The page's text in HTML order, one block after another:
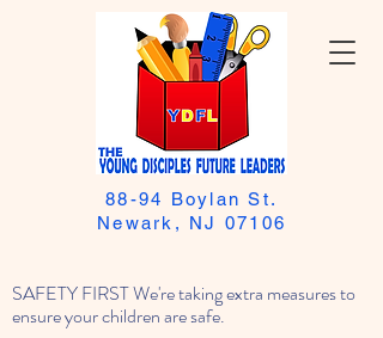
SAFETY FIRST We're taking extra measures to
ensure your children are safe.
88-94 Boylan St.
Newark, NJ 07106